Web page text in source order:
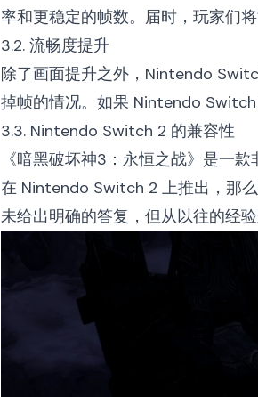
率和更稳定的帧数。届时，玩家们
3.2. 流畅度提升
除了画面提升之外，Nintendo
掉帧的情况。如果 Nintendo Switch
3.3. Nintendo Switch 2 的兼容性
《暗黑破坏神3：永恒之战》是一
在 Nintendo Switch 2 上推出，那
未给出明确的答复，但从以往的经